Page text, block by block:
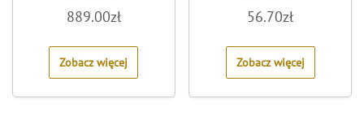
0
out
5
889.00zł
Zobacz więcej
0
out
5
56.70zł
Zobacz więcej